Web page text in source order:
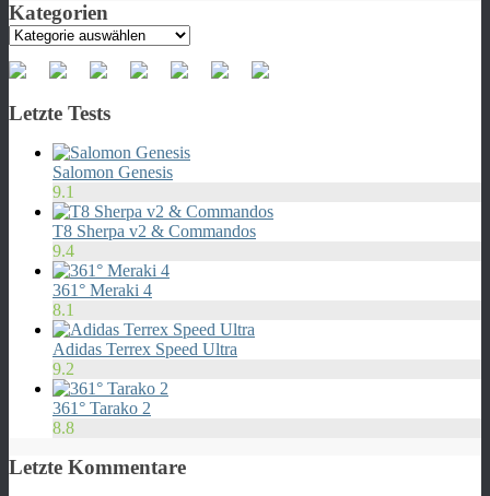
Kategorien
Kategorien
Letzte Tests
Salomon Genesis
9.1
T8 Sherpa v2 & Commandos
9.4
361° Meraki 4
8.1
Adidas Terrex Speed Ultra
9.2
361° Tarako 2
8.8
Letzte Kommentare